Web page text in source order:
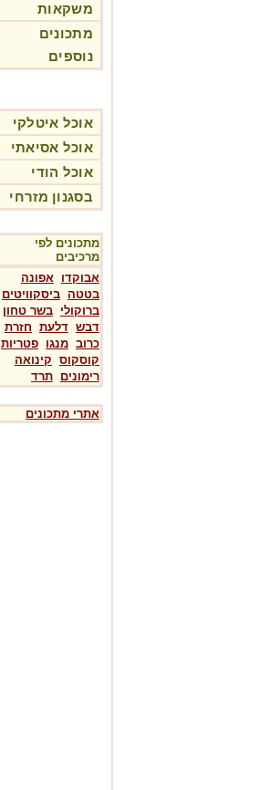
משקאות
מתכונים
נוספים
אוכל איטלקי
אוכל אסיאתי
אוכל הודי
בסגנון מזרחי
מתכונים לפי
מרכיבים
אבוקדו אפונה
בטטה ביסקוויטים
ברוקולי בשר טחון
דבש דלעת חזרת
כרוב מנגו פטריות
קוסקוס קינואה
רימונים תרד
אתרי מתכונים